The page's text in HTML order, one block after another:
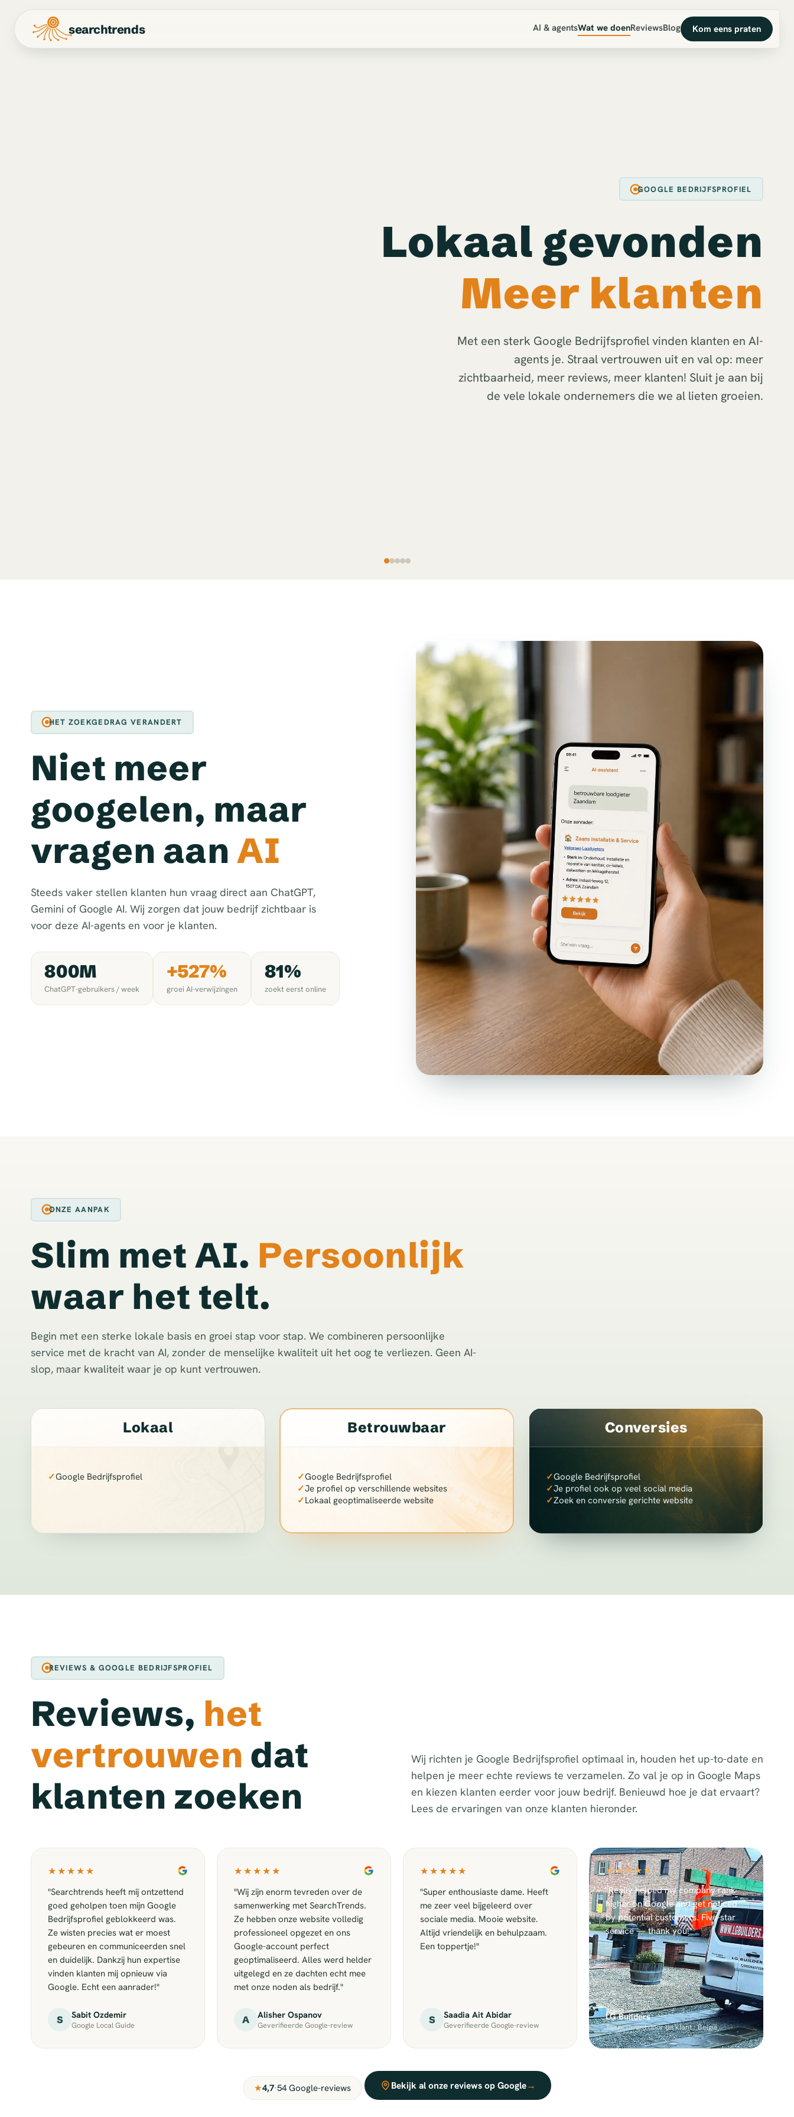
searchtrends AI & agentsWat we doenReviewsBlog Kom eens praten
GOOGLE BEDRIJFSPROFIEL
Lokaal gevonden
Meer klanten
Met een sterk Google Bedrijfsprofiel vinden klanten en AI-
agents je. Straal vertrouwen uit en val op: meer
zichtbaarheid, meer reviews, meer klanten! Sluit je aan bij
de vele lokale ondernemers die we al lieten groeien.
HET ZOEKGEDRAG VERANDERT
Niet meer
googelen, maar
vragen aanAI
Steeds vaker stellen klanten hun vraag direct aan ChatGPT,
Gemini of Google AI. Wij zorgen dat jouw bedrijf zichtbaar is
voor deze AI-agents en voor je klanten.
800M
ChatGPT-gebruikers / week
+527%
groei AI-verwijzingen
81%
zoekt eerst online
ONZE AANPAK
Slim met AI. Persoonlijk
waar het telt.
Begin met een sterke lokale basis en groei stap voor stap. We combineren persoonlijke
service met de kracht van AI, zonder de menselijke kwaliteit uit het oog te verliezen. Geen AI-
slop, maar kwaliteit waar je op kunt vertrouwen.
Lokaal
✓Google Bedrijfsprofiel
Betrouwbaar
✓Google Bedrijfsprofiel
✓Je profiel op verschillende websites
✓Lokaal geoptimaliseerde website
Conversies
✓Google Bedrijfsprofiel
✓Je profiel ook op veel social media
✓Zoek en conversie gerichte website
REVIEWS & GOOGLE BEDRIJFSPROFIEL
Reviews, het
vertrouwen dat
klanten zoeken
Wij richten je Google Bedrijfsprofiel optimaal in, houden het up-to-date en
helpen je meer echte reviews te verzamelen. Zo val je op in Google Maps
en kiezen klanten eerder voor jouw bedrijf. Benieuwd hoe je dat ervaart?
Lees de ervaringen van onze klanten hieronder.
★★★★★
"Searchtrends heeft mij ontzettend
goed geholpen toen mijn Google
Bedrijfsprofiel geblokkeerd was.
Ze wisten precies wat er moest
gebeuren en communiceerden snel
en duidelijk. Dankzij hun expertise
vinden klanten mij opnieuw via
Google. Echt een aanrader!"
S Sabit Ozdemir
Google Local Guide
★★★★★
"Wij zijn enorm tevreden over de
samenwerking met SearchTrends.
Ze hebben onze website volledig
professioneel opgezet en ons
Google-account perfect
geoptimaliseerd. Alles werd helder
uitgelegd en ze dachten echt mee
met onze noden als bedrijf."
A Alisher Ospanov
Geverifieerde Google-review
★★★★★
"Super enthousiaste dame. Heeft
me zeer veel bijgeleerd over
sociale media. Mooie website.
Altijd vriendelijk en behulpzaam.
Een toppertje!"
S Saadia Ait Abidar
Geverifieerde Google-review
★★★★★
"Really helped my company rank
higher on Google and get noticed
by potential customers. Five-star
service — thank you!"
LG Builders
Toegestuurd door de klant · België
★4,7·54 Google-reviews Bekijk al onze reviews op Google→